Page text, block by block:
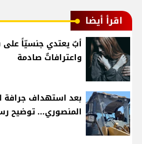
اقرأ أيضا
أبٌ يعتدي جنسيّاً على
واعترافاتٌ صادمة
بعد استهداف
المنصوري... توضيح